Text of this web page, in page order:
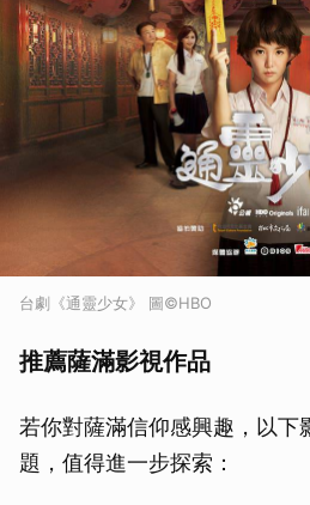
台劇《通靈少女》 圖©HBO
推薦薩滿影視作品
若你對薩滿信仰感興趣，以下
題，值得進一步探索：